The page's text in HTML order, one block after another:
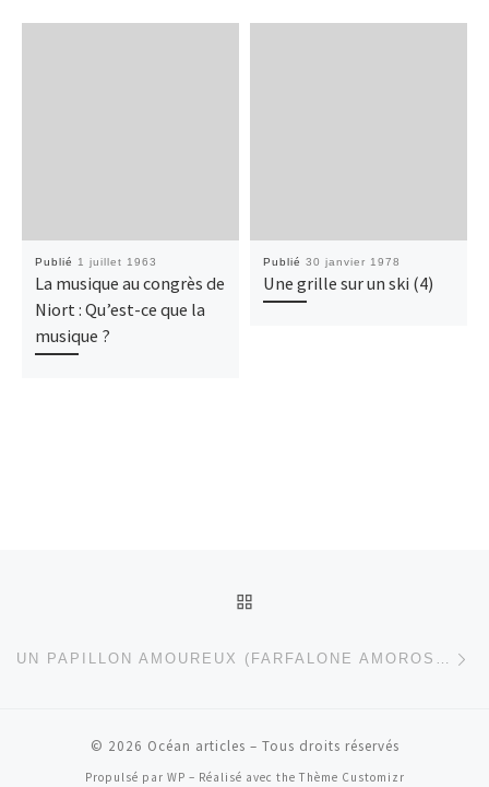
Publié 1 juillet 1963
La musique au congrès de
Niort : Qu’est-ce que la
musique ?
Publié 30 janvier 1978
Une grille sur un ski (4)
Parcourir les articles
UN PAPILLON AMOUREUX (FARFALONE AMOROSO)
© 2026 Océan articles – Tous droits réservés
Propulsé par WP – Réalisé avec the Thème Customizr